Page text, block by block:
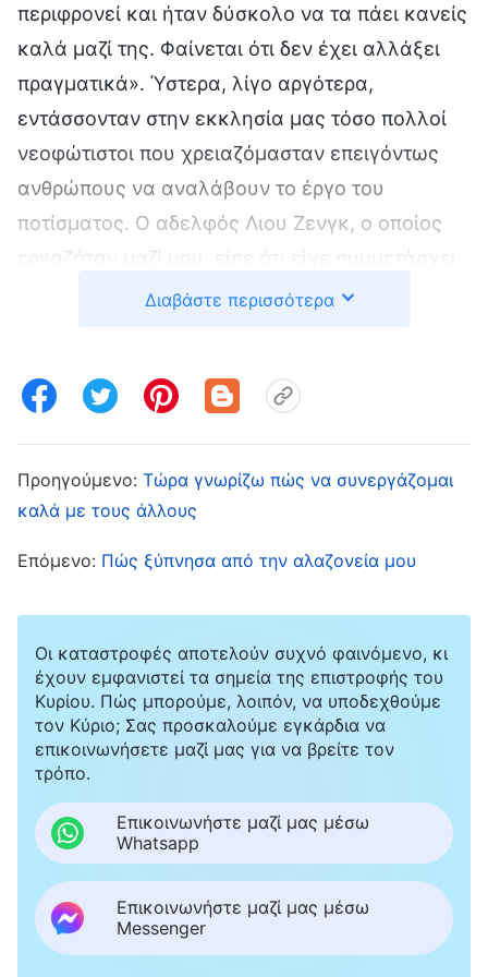
περιφρονεί και ήταν δύσκολο να τα πάει κανείς
καλά μαζί της. Φαίνεται ότι δεν έχει αλλάξει
πραγματικά». Ύστερα, λίγο αργότερα,
εντάσσονταν στην εκκλησία μας τόσο πολλοί
νεοφώτιστοι που χρειαζόμασταν επειγόντως
ανθρώπους να αναλάβουν το έργο του
ποτίσματος. Ο αδελφός Λιου Ζενγκ, ο οποίος
εργαζόταν μαζί μου, είπε ότι είχε συμμετάσχει
σε μια συνάθροιση με την Τζιαγί και διαπίστωσε
τότε που απαλλάχθηκε από τα καθήκοντά της,
παρελθόν και ήταν αρκετά αποτελεσματική.
Πρότεινε να τη βάλουμε να κάνει κάποιο
ώστε να μην καθυστερήσει το έργο μας. Τη
σκέφτηκα: «Πώς θα μπορούσε να λειτουργήσει
αυτό; Δεν την ξέρεις πραγματικά, δεν είναι
κάποια που επιδιώκει την αλήθεια. Απλώς την
άκουσες να λέει ότι έχει κάποια κατανόηση και
νομίζεις ότι έχει μετανοήσει. Δεν είσαι ικανός
να αξιολογείς ανθρώπους και καταστάσεις και
δεν έχεις την παραμικρή διάκριση». Του είπα
αποφασιστικά: «Γνωρίζω την Τζιαγί. Έχει
αλαζονική διάθεση και τείνει να επιπλήττει
τους ανθρώπους και να τους περιφρονεί. Είναι,
Διαβάστε περισσότερα
Προηγούμενο: Τώρα γνωρίζω πώς να συνεργάζομαι
καλά με τους άλλους
Επόμενο: Πώς ξύπνησα από την αλαζονεία μου
Οι καταστροφές αποτελούν συχνό φαινόμενο, κι
έχουν εμφανιστεί τα σημεία της επιστροφής του
Κυρίου. Πώς μπορούμε, λοιπόν, να υποδεχθούμε
τον Κύριο; Σας προσκαλούμε εγκάρδια να
επικοινωνήσετε μαζί μας για να βρείτε τον
τρόπο.
Επικοινωνήστε μαζί μας μέσω
Whatsapp
Επικοινωνήστε μαζί μας μέσω
Messenger